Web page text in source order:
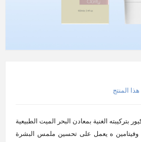
المنتج
بتركيبته الغنية بمعادن البحر الميت الطبيعية
وفيتامين ه يعمل على تحسين ملمس البشرة